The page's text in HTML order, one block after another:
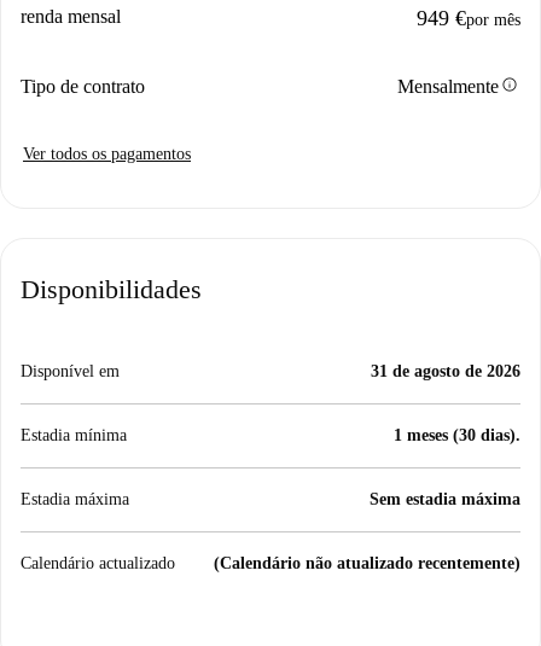
renda mensal 949 €por mês
Tipo de contrato Mensalmenteinfo
Ver todos os pagamentos
Disponibilidades
Disponível em 31 de agosto de 2026
Estadia mínima 1 meses (30 dias).
Estadia máxima Sem estadia máxima
Calendário actualizado (Calendário não atualizado recentemente)